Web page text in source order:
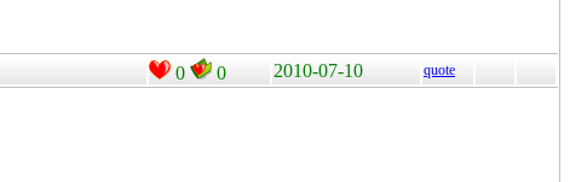
0 0 2010-07-10 quote